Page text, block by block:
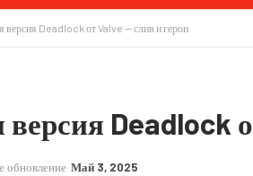
версия Deadlock от Valve — слив и герои
Deadlock
обновление Май 3, 2025